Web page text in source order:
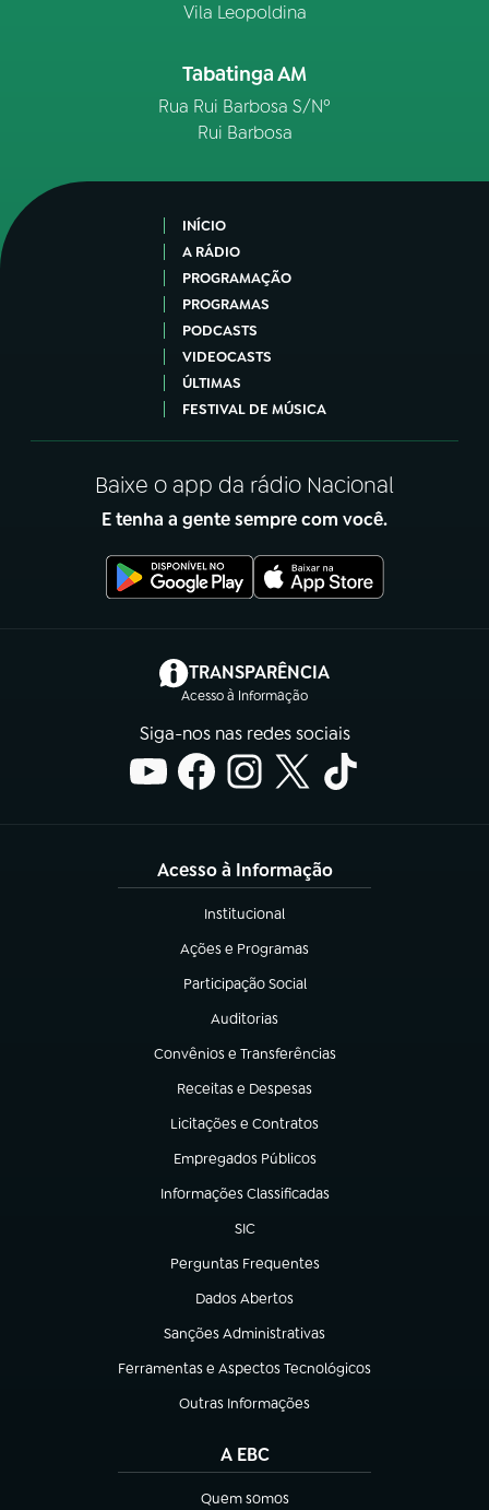
Vila Leopoldina
Tabatinga AM
Rua Rui Barbosa S/Nº
Rui Barbosa
INÍCIO
A RÁDIO
PROGRAMAÇÃO
PROGRAMAS
PODCASTS
VIDEOCASTS
ÚLTIMAS
FESTIVAL DE MÚSICA
Baixe o app da rádio Nacional
E tenha a gente sempre com você.
TRANSPARÊNCIA
Acesso à Informação
(abre em nova aba)
Siga-nos nas redes sociais
Acesso à Informação
Institucional
(abre em nova aba)
Ações e Programas
(abre em nova aba)
Participação Social
(abre em nova aba)
Auditorias
(abre em nova aba)
Convênios e Transferências
(abre em nova aba)
Receitas e Despesas
(abre em nova aba)
Licitações e Contratos
(abre em nova aba)
Empregados Públicos
(abre em nova aba)
Informações Classificadas
(abre em nova aba)
SIC
(abre em nova aba)
Perguntas Frequentes
(abre em nova aba)
Dados Abertos
(abre em nova aba)
Sanções Administrativas
(abre em nova aba)
Ferramentas e Aspectos Tecnológicos
(abre em nova aba)
Outras Informações
(abre em nova aba)
A EBC
Quem somos
(abre em nova aba)